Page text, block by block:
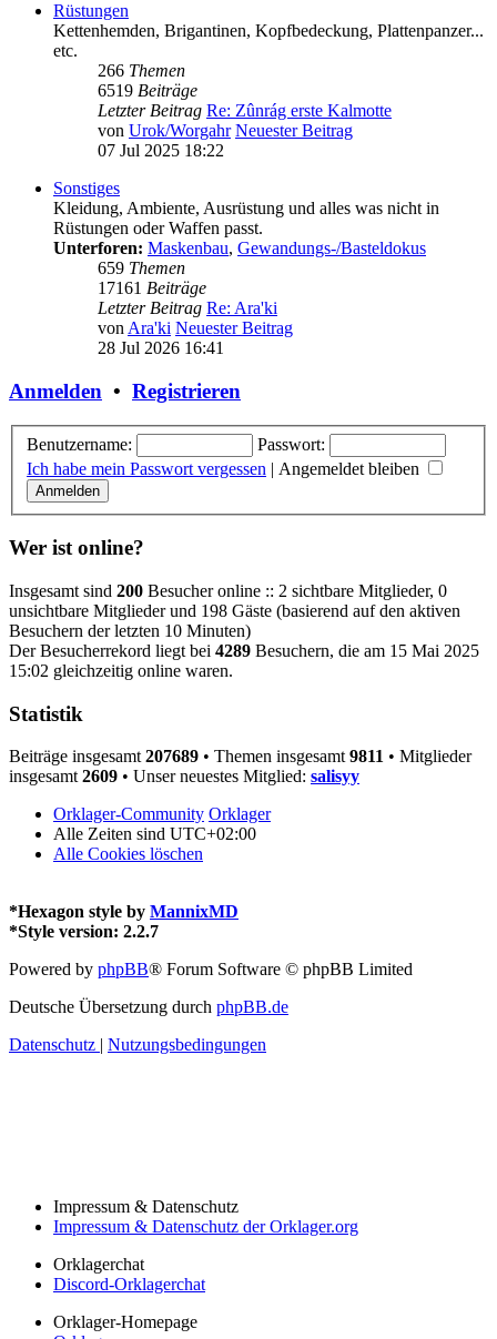
Rüstungen
Kettenhemden, Brigantinen, Kopfbedeckung, Plattenpanzer...
etc.
266 Themen
6519 Beiträge
Letzter Beitrag Re: Zûnrág erste Kalmotte
von Urok/Worgahr Neuester Beitrag
07 Jul 2025 18:22
Sonstiges
Kleidung, Ambiente, Ausrüstung und alles was nicht in
Rüstungen oder Waffen passt.
Unterforen: Maskenbau, Gewandungs-/Basteldokus
659 Themen
17161 Beiträge
Letzter Beitrag Re: Ara'ki
vonAra'ki Neuester Beitrag
28 Jul 2026 16:41
Anmelden • Registrieren
Benutzername:
Passwort:
Ich habe mein Passwort vergessen | Angemeldet bleiben
Wer ist online?
Insgesamt sind 200 Besucher online :: 2 sichtbare Mitglieder, 0
unsichtbare Mitglieder und 198 Gäste (basierend auf den aktiven
Besuchern der letzten 10 Minuten)
Der Besucherrekord liegt bei 4289 Besuchern, die am 15 Mai 2025
15:02 gleichzeitig online waren.
Statistik
Beiträge insgesamt 207689 • Themen insgesamt 9811 • Mitglieder
insgesamt 2609 • Unser neuestes Mitglied: salisyy
Orklager-Community Orklager
Alle Zeiten sind UTC+02:00
Alle Cookies löschen
*Hexagon style by MannixMD
*Style version: 2.2.7
Powered by phpBB® Forum Software © phpBB Limited
Deutsche Übersetzung durch phpBB.de
Datenschutz | Nutzungsbedingungen
Impressum & Datenschutz
Impressum & Datenschutz der Orklager.org
Orklagerchat
Discord-Orklagerchat
Orklager-Homepage